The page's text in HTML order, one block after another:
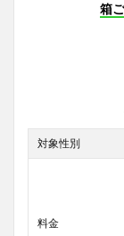
箱
対象性別
料金